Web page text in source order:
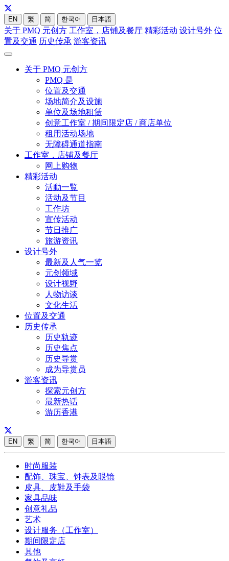
EN 繁 简 한국어 日本語
关于 PMQ 元创方 工作室，店铺及餐厅 精彩活动 设计号外 位
置及交通 历史传承 游客资讯
关于 PMQ 元创方
PMQ 是
位置及交通
场地简介及设施
单位及场地租赁
创意工作室 / 期间限定店 / 商店单位
租用活动场地
无障碍通道指南
工作室，店铺及餐厅
网上购物
精彩活动
活動一覧
活动及节目
工作坊
宣传活动
节日推广
旅游资讯
设计号外
最新及人气一览
元创领域
设计视野
人物访谈
文化生活
位置及交通
历史传承
历史轨迹
历史焦点
历史导赏
成为导赏员
游客资讯
探索元创方
最新热话
游历香港
EN 繁 简 한국어 日本語
时尚服装
配饰、珠宝、钟表及眼镜
皮具、皮鞋及手袋
家具品味
创意礼品
艺术
设计服务（工作室）
期间限定店
其他